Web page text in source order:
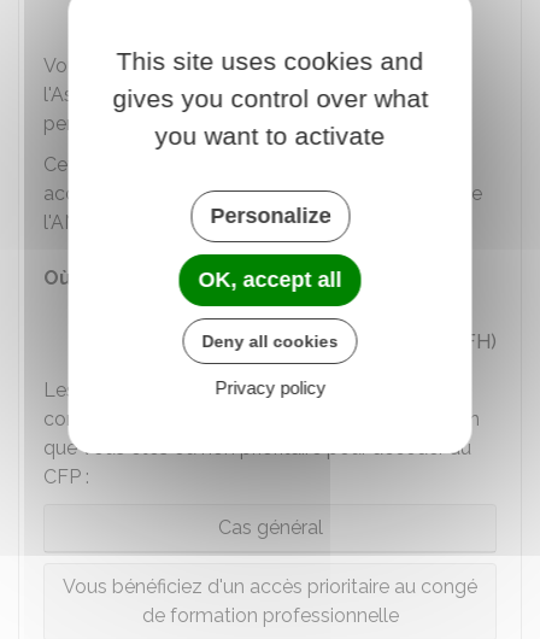
Vous devez adresser cette demande à
l'Association nationale pour la formation du
personnel hospitalier (ANFH).
Cet envoi se fait sous pli recommandé avec
accusé de réception à la délégation territoriale de
l'ANFH.
Où s'adresser ?
Association nationale pour la
formation du personnel hospitalier (ANFH)
Les règles liées à votre rémunération pendant le
congé de formation professionnelle varient selon
que vous êtes ou non prioritaire pour accéder au
CFP :
Cas général
Vous bénéficiez d'un accès prioritaire au congé
de formation professionnelle
This site uses cookies and
gives you control over what
you want to activate
Personalize
OK, accept all
Deny all cookies
Privacy policy